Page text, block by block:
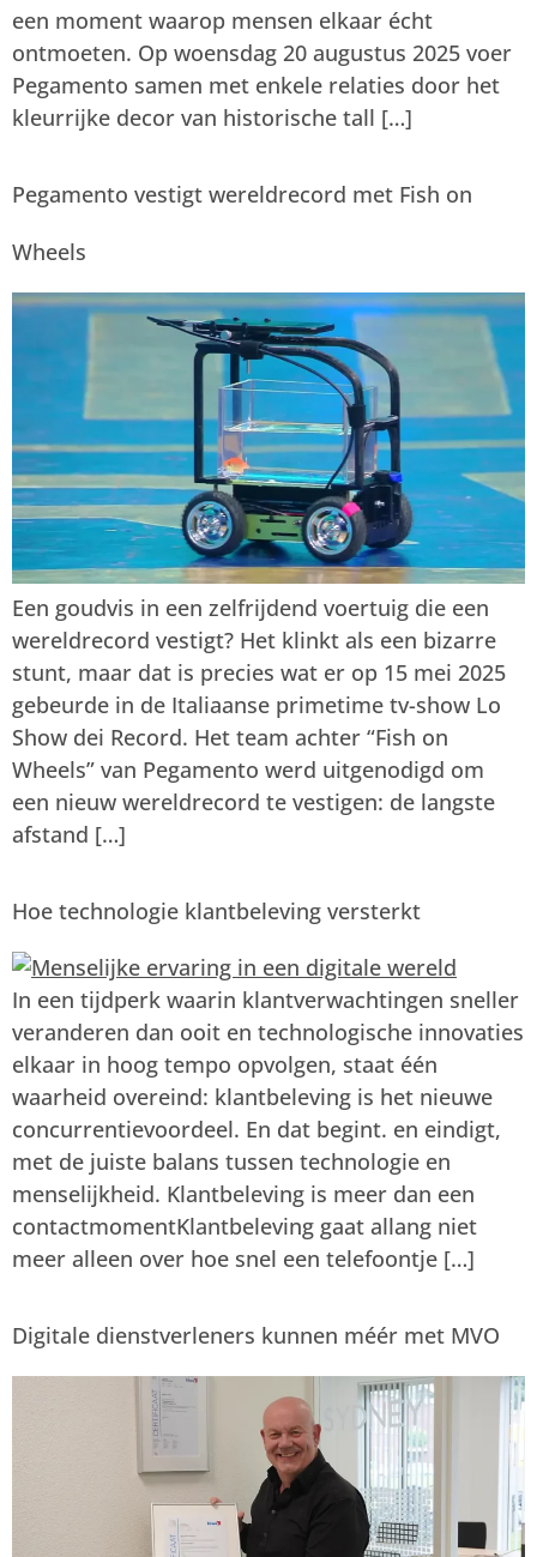
een moment waarop mensen elkaar écht
ontmoeten. Op woensdag 20 augustus 2025 voer
Pegamento samen met enkele relaties door het
kleurrijke decor van historische tall […]
Pegamento vestigt wereldrecord met Fish on
Wheels
Een goudvis in een zelfrijdend voertuig die een
wereldrecord vestigt? Het klinkt als een bizarre
stunt, maar dat is precies wat er op 15 mei 2025
gebeurde in de Italiaanse primetime tv-show Lo
Show dei Record. Het team achter “Fish on
Wheels” van Pegamento werd uitgenodigd om
een nieuw wereldrecord te vestigen: de langste
afstand […]
Hoe technologie klantbeleving versterkt
In een tijdperk waarin klantverwachtingen sneller
veranderen dan ooit en technologische innovaties
elkaar in hoog tempo opvolgen, staat één
waarheid overeind: klantbeleving is het nieuwe
concurrentievoordeel. En dat begint. en eindigt,
met de juiste balans tussen technologie en
menselijkheid. Klantbeleving is meer dan een
contactmomentKlantbeleving gaat allang niet
meer alleen over hoe snel een telefoontje […]
Digitale dienstverleners kunnen méér met MVO